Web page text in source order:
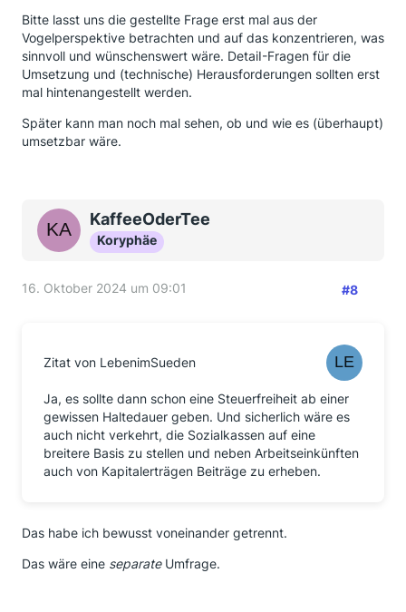
Bitte lasst uns die gestellte Frage erst mal aus der
Vogelperspektive betrachten und auf das konzentrieren, was
sinnvoll und wünschenswert wäre. DetaiI-Fragen für die
Umsetzung und (technische) Herausforderungen sollten erst
mal hintenangestellt werden.
Später kann man noch mal sehen, ob und wie es (überhaupt)
umsetzbar wäre.
KaffeeOderTee
Koryphäe
16. Oktober 2024 um 09:01 #8
Zitat von LebenimSueden
Ja, es sollte dann schon eine Steuerfreiheit ab einer
gewissen Haltedauer geben. Und sicherlich wäre es
auch nicht verkehrt, die Sozialkassen auf eine
breitere Basis zu stellen und neben Arbeitseinkünften
auch von Kapitalerträgen Beiträge zu erheben.
Das habe ich bewusst voneinander getrennt.
Das wäre eine separateUmfrage.